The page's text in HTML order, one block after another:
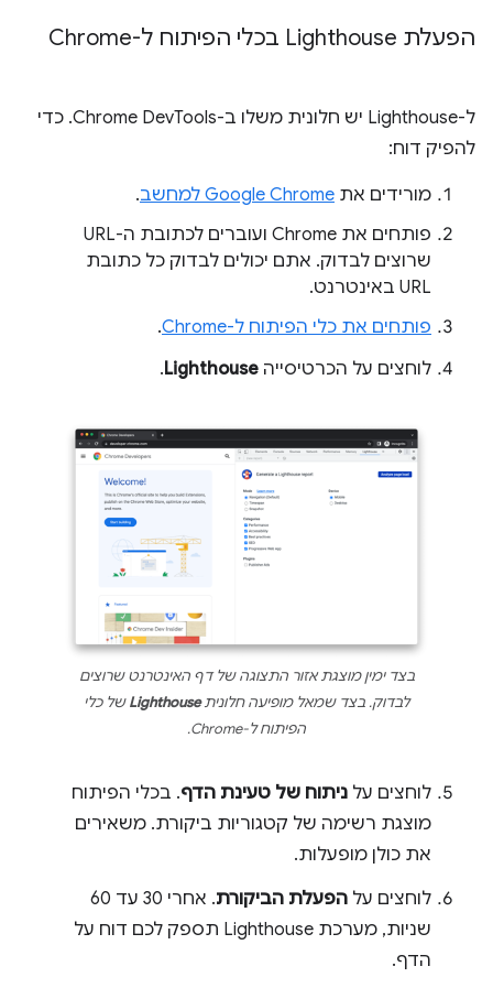
הפעלת Lighthouse בכלי הפיתוח ל-Chrome
ל-Lighthouse יש חלונית משלו ב-Chrome DevTools. כדי
להפיק דוח:
מורידים את Google Chrome למחשב
.
פותחים את Chrome ועוברים לכתובת ה-URL
שרוצים לבדוק. אתם יכולים לבדוק כל כתובת
URL באינטרנט.
פותחים את כלי הפיתוח ל-Chrome
.
לוחצים על הכרטיסייה Lighthouse
.
בצד ימין מוצגת אזור התצוגה של דף האינטרנט שרוצים
לבדוק. בצד שמאל מופיעה חלוניתLighthouseשל כלי
הפיתוח ל-Chrome.
לוחצים על ניתוח של טעינת הדף. בכלי הפיתוח
מוצגת רשימה של קטגוריות ביקורת. משאירים
את כולן מופעלות.
לוחצים על הפעלת הביקורת
. אחרי 30 עד 60
שניות, מערכת Lighthouse תספק לכם דוח על
הדף.